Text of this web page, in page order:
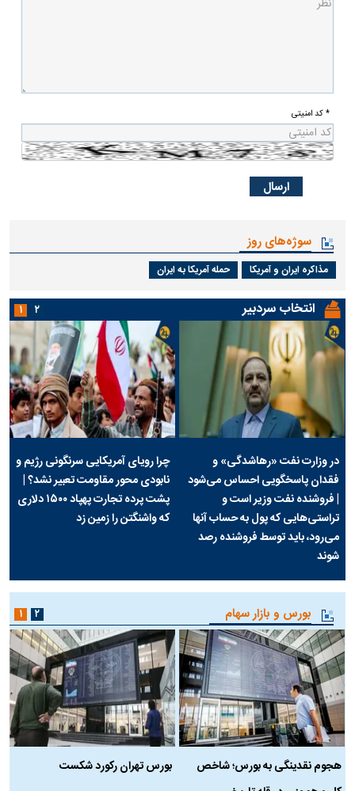
* کد امنیتی
سوژه‌های روز
مذاکره ایران و آمریکا حمله آمریکا به ایران
انتخاب سردبیر
در وزارت نفت «رهاشدگی» و
فقدان پاسخگویی احساس می‌شود
| فروشنده نفت وزیر است و
تراستی‌هایی که پول به حساب آنها
می‌رود، باید توسط فروشنده رصد
شوند
چرا رویای آمریکایی سرنگونی رژیم و
نابودی محور مقاومت تعبیر نشد؟ |
پشت پرده تجارت پهپاد‌ ۱۵۰۰ دلاری
که واشنگتن را زمین زد
۱ ۲
بورس و بازار سهام
هجوم نقدینگی به بورس؛ شاخص
بورس تهران رکورد شکست
۱ ۲